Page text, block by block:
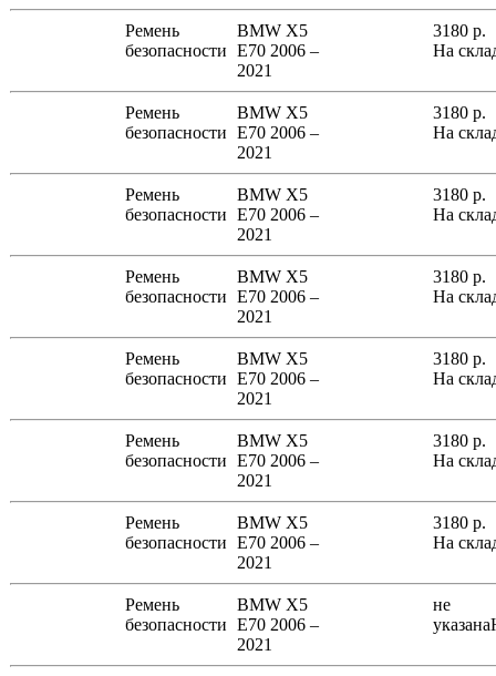
Ремень
безопасности
BMW X5
E70 2006 –
2021
3180 р.
На
Ремень
безопасности
BMW X5
E70 2006 –
2021
3180 р.
На
Ремень
безопасности
BMW X5
E70 2006 –
2021
3180 р.
На
Ремень
безопасности
BMW X5
E70 2006 –
2021
3180 р.
На
Ремень
безопасности
BMW X5
E70 2006 –
2021
3180 р.
На
Ремень
безопасности
BMW X5
E70 2006 –
2021
3180 р.
На
Ремень
безопасности
BMW X5
E70 2006 –
2021
3180 р.
На
Ремень
безопасности
BMW X5
E70 2006 –
2021
не
указана